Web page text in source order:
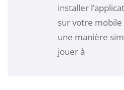
installer
sur votre mobile
une manière
jouer à